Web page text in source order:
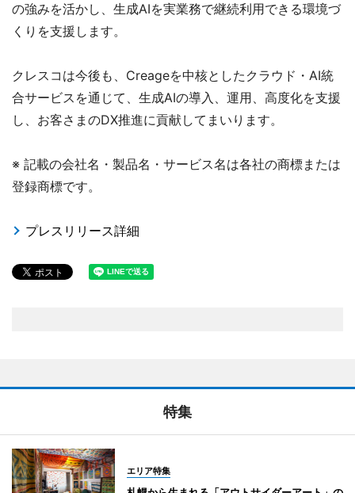
の強みを活かし、生成AIを実業務で継続利用できる環境づ
くりを支援します。
クレスコは今後も、Creageを中核としたクラウド・AI統
合サービスを通じて、生成AIの導入、運用、高度化を支援
し、お客さまのDX推進に貢献してまいります。
※ 記載の会社名・製品名・サービス名は各社の商標または
登録商標です。
プレスリリース詳細
特集
エリア特集